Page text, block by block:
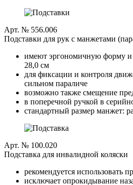
Арт. № 556.006
Подставки для рук с манжетами
имеют эргономичную форму и
28,0 см
для фиксации и контроля
сильном параличе
возможно также смещение
в поперечной ручкой в
стандартный размер манжет:
Арт. № 100.020
Подставка для инвалидной коляски
рекомендуется использовать
исключает опрокидывание